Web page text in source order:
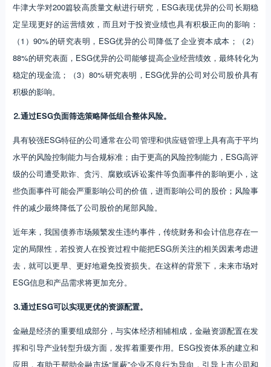
牛津大学对200篇较高质量文献进行研究，ESG表现优异的公司长期稳
定呈现更好的运营绩效，而且对于投资业绩也具有积极正向的影响：
（1）90%的研究表明，ESG优异的公司降低了企业资本成本；（2）
88%的研究表面，ESG优异的公司能够提高企业经营绩效，最终转化为
稳定的现金流；（3）80%研究表明，ESG优异的公司对公司股价具有
积极的影响。
⒉通过ESG负面筛选策略降低组合整体风险。
具有较强ESG特征的公司通常在公司管理和供应链管理上具有高于平均
水平的风险控制能力与合规标准；由于更高的风险控制能力，ESG高评
级的公司遭受欺诈、贪污、腐败或诉讼案件等负面事件的影响更小，这
些负面事件可能会严重影响公司的价值，进而影响公司的股价；风险事
件的减少最终降低了公司股价的尾部风险。
近年来，我国债券市场频繁发生违约事件，传统财务和会计信息存在一
定的局限性，若投资人在投资过程中能把ESG所关注的相关因素考虑进
去，就可以更早、更好地避免投资损失。在这样的背景下，未来市场对
ESG信息和产品需求将更加充分。
⒊通过ESG可以实现更优的资源配置。
金融是经济的重要组成部分，与实体经济相辅相成，金融资源配置在发
挥和引导产业转型升级方面，发挥着重要作用。ESG投资体系的建立和
应用，有助于帮助金融市场“屏蔽”企业不良行为导向，引导上市公司和